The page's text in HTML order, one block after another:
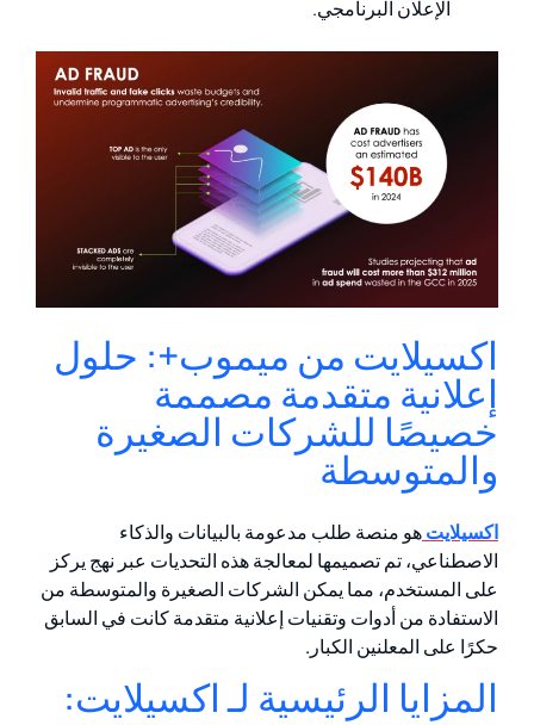
الإعلان البرنامجي.
اكسيلايت من ميموب+: حلول
إعلانية متقدمة مصممة
خصيصًا للشركات الصغيرة
والمتوسطة
اكسيلايتهو منصة طلب مدعومة بالبيانات والذكاء
الاصطناعي، تم تصميمها لمعالجة هذه التحديات عبر نهج يركز
على المستخدم، مما يمكن الشركات الصغيرة والمتوسطة من
الاستفادة من أدوات وتقنيات إعلانية متقدمة كانت في السابق
حكرًا على المعلنين الكبار.
المزايا الرئيسية لـ اكسيلايت: